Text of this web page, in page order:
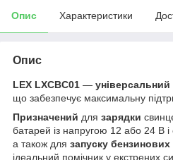
Опис Характеристики
Опис
LEX LXCBC01 —
що забезпечує максимальну
Призначений для зарядки
батарей із напругою 12 або 24 В і
а також для запуску бензинових
ідеальний помічник у екстрених